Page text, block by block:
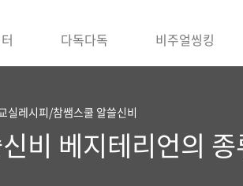
다독다독 비주얼씽킹
실레시피/참쌤스쿨 알쓸신비
비 베지테리언의